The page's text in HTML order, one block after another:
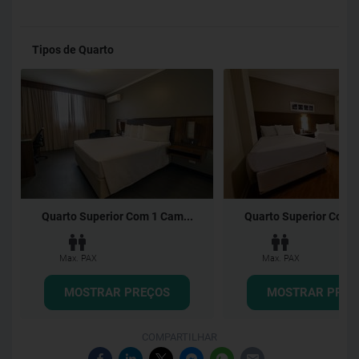
Tipos de Quarto
Quarto Superior Com 1 Cam...
Max. PAX
MOSTRAR PREÇOS
Quarto Superior Com
Max. PAX
MOSTRAR